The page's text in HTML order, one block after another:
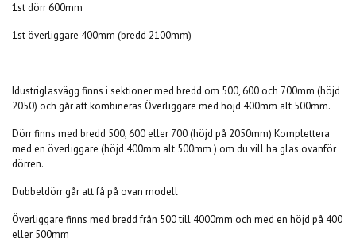
1st dörr 600mm
1st överliggare 400mm (bredd 2100mm)
Idustriglasvägg finns i sektioner med bredd om 500, 600 och 700mm (höjd
2050) och går att kombineras Överliggare med höjd 400mm alt 500mm.
Dörr finns med bredd 500, 600 eller 700 (höjd på 2050mm) Komplettera
med en överliggare (höjd 400mm alt 500mm ) om du vill ha glas ovanför
dörren.
Dubbeldörr går att få på ovan modell
Överliggare finns med bredd från 500 till 4000mm och med en höjd på 400
eller 500mm